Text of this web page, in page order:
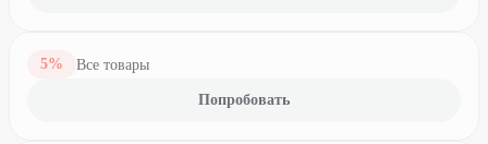
5% Все товары
Попробовать